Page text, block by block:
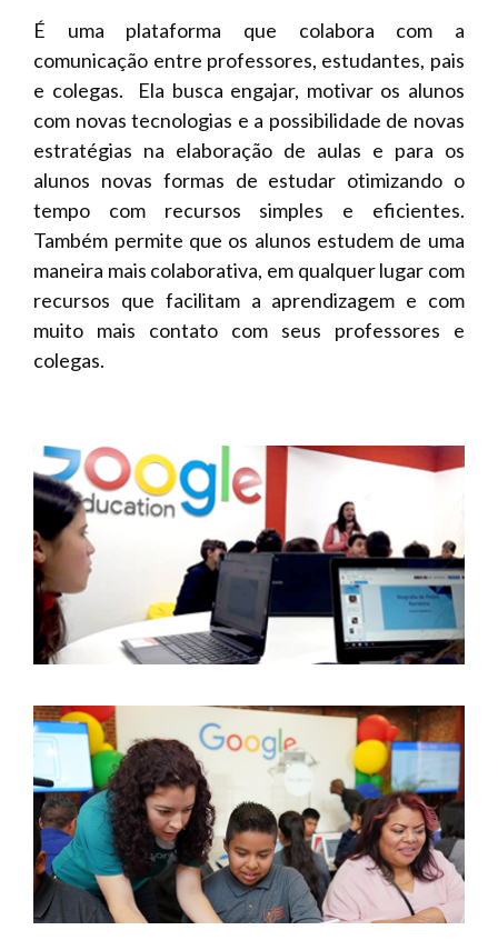
É uma plataforma que colabora com a
comunicação entre professores, estudantes, pais
e colegas. Ela busca engajar, motivar os alunos
com novas tecnologias e a possibilidade de novas
estratégias na elaboração de aulas e para os
alunos novas formas de estudar otimizando o
tempo com recursos simples e eficientes.
Também permite que os alunos estudem de uma
maneira mais colaborativa, em qualquer lugar com
recursos que facilitam a aprendizagem e com
muito mais contato com seus professores e
colegas.